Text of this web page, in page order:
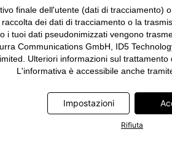
finale dell'utente (dati di
dei dati di tracciamento o la
tuoi dati pseudonimizzati vengono
Communications GmbH, ID5
Ulteriori informazioni sul
L'informativa è accessibile anche
Impostazioni
Rifiuta